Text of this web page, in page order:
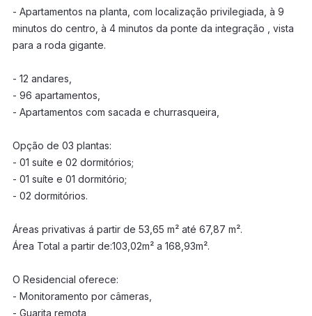
- Apartamentos na planta, com localização privilegiada, à 9
minutos do centro, à 4 minutos da ponte da integração , vista
para a roda gigante.
- 12 andares,
- 96 apartamentos,
- Apartamentos com sacada e churrasqueira,
Opção de 03 plantas:
- 01 suíte e 02 dormitórios;
- 01 suíte e 01 dormitório;
- 02 dormitórios.
Áreas privativas á partir de 53,65 m² até 67,87 m².
Área Total a partir de:103,02m² a 168,93m².
O Residencial oferece:
- Monitoramento por câmeras,
- Guarita remota,